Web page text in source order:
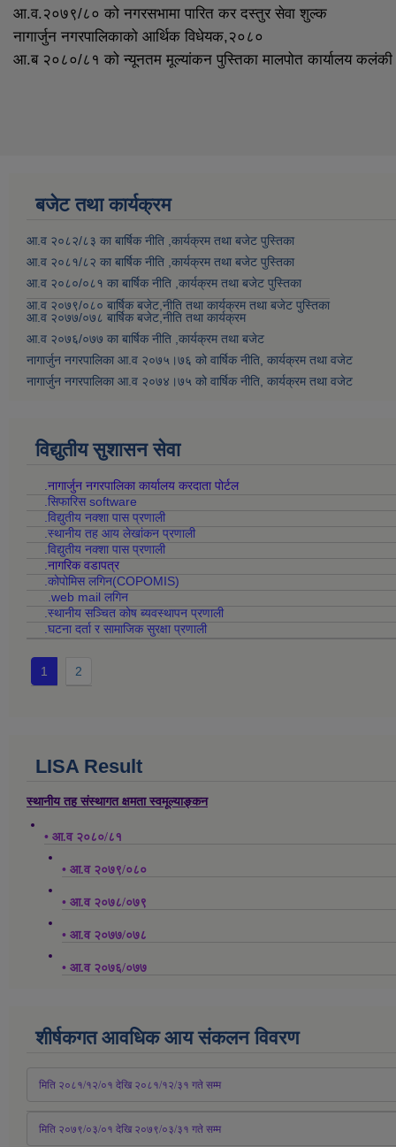
आ.व.२०७९/८० को नगरसभामा पारित कर दस्तुर सेवा शुल्क
नागार्जुन नगरपालिकाको आर्थिक विधेयक,२०८०
आ.ब २०८०/८१ को न्यूनतम मूल्यांकन पुस्तिका मालपोत कार्यालय कलंकी
बजेट तथा कार्यक्रम
आ.व २०८२/८३ का बार्षिक नीति ,कार्यक्रम तथा बजेट पुस्तिका
आ.व २०८१/८२ का बार्षिक नीति ,कार्यक्रम तथा बजेट पुस्तिका
आ.व २०८०/०८१ का बार्षिक नीति ,कार्यक्रम तथा बजेट पुस्तिका
आ.व २०७९/०८० बार्षिक बजेट,नीति तथा कार्यक्रम तथा बजेट पुस्तिका
आ.व २०७७/०७८ बार्षिक बजेट,नीति तथा कार्यक्रम
आ.व २०७६/०७७ का बार्षिक नीति ,कार्यक्रम तथा बजेट
नागार्जुन नगरपालिका आ.व २०७५।७६ को वार्षिक नीति, कार्यक्रम तथा वजेट
नागार्जुन नगरपालिका आ.व २०७४।७५ को वार्षिक नीति, कार्यक्रम तथा वजेट
विद्युतीय सुशासन सेवा
.नागार्जुन नगरपालिका कार्यालय करदाता पोर्टल
.सिफारिस software
.विद्युतीय नक्शा पास प्रणाली
.स्थानीय तह आय लेखांकन प्रणाली
.विद्युतीय नक्शा पास प्रणाली
.नागरिक वडापत्र
.कोपोमिस लगिन(COPOMIS)
.web mail लगिन
.स्थानीय सञ्चित कोष ब्यवस्थापन प्रणाली
.घटना दर्ता र सामाजिक सुरक्षा प्रणाली
1 2
LISA Result
स्थानीय तह संस्थागत क्षमता स्वमूल्याङ्कन
• आ.व २०८०/८१
• आ.व २०७९/०८०
• आ.व २०७८/०७९
• आ.व २०७७/०७८
• आ.व २०७६/०७७
शीर्षकगत आवधिक आय संकलन विवरण
मिति २०८१/१२/०१ देखि २०८१/१२/३१ गते सम्म
मिति २०७९/०३/०१ देखि २०७९/०३/३१ गते सम्म